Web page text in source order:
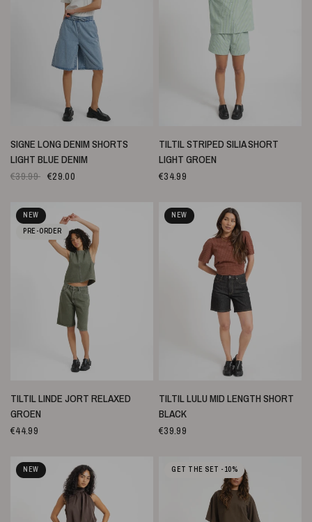
SNELLE WEERGAVE
SIGNE LONG DENIM SHORTS
LIGHT BLUE DENIM
€39.99 €29.00
SNELLE WEERGAVE
TILTIL STRIPED SILIA SHORT
LIGHT GROEN
€34.99
NEW
PRE-ORDER
SNELLE WEERGAVE
TILTIL LINDE JORT RELAXED
GROEN
€44.99
NEW
SNELLE WEERGAVE
TILTIL LULU MID LENGTH SHORT
BLACK
€39.99
NEW GET THE SET -10%